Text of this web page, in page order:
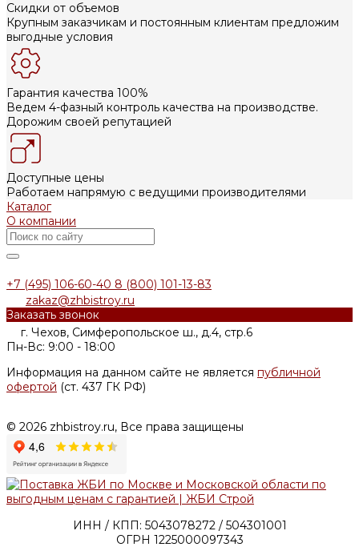
Скидки от объемов
Крупным заказчикам и постоянным клиентам предложим
выгодные условия
Гарантия качества 100%
Ведем 4-фазный контроль качества на производстве.
Дорожим своей репутацией
Доступные цены
Работаем напрямую с ведущими производителями
Каталог
О компании
+7 (495) 106-60-40 8 (800) 101-13-83
zakaz@zhbistroy.ru
Заказать звонок
г. Чехов, Симферопольское ш., д.4, стр.6
Пн-Вс: 9:00 - 18:00
Информация на данном сайте не является публичной
офертой (ст. 437 ГК РФ)
© 2026 zhbistroy.ru, Все права защищены
ИНН / КПП: 5043078272 / 504301001
ОГРН 1225000097343